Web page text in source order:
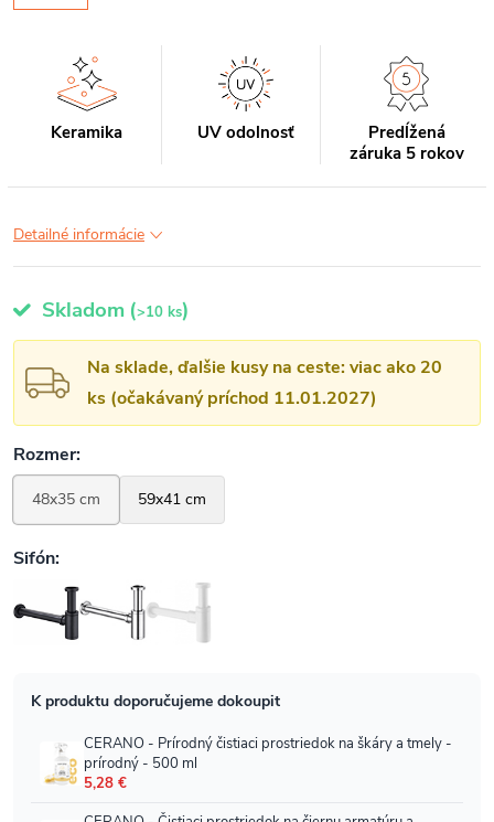
Keramika UV odolnosť
Predĺžená
záruka 5 rokov
Detailné informácie
Skladom (>10 ks)
Na sklade, ďalšie kusy na ceste: viac ako 20
ks (očakávaný príchod 11.01.2027)